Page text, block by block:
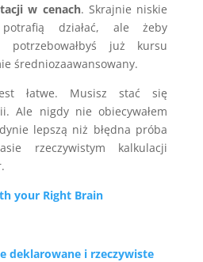
w cenach. Skrajnie niskie
działać, ale żeby
potrzebowałbyś już kursu
średniozaawansowany.
łatwe. Musisz stać się
Ale nigdy nie obiecywałem
lepszą niż błędna próba
rzeczywistym kalkulacji
your Right Brain
deklarowane i rzeczywiste